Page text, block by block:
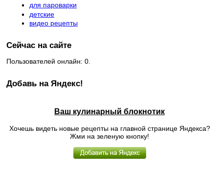
для пароварки
детские
видео рецепты
Сейчас на сайте
Пользователей онлайн: 0.
Добавь на Яндекс!
Ваш кулинарный блокнотик
Хочешь видеть новые рецепты на главной странице Яндекса?
Жми на зеленую кнопку!